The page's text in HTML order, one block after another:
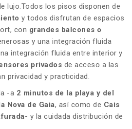
lujo.Todos los pisos disponen de
y todos disfrutan de espacios
con grandes balcones o
y una integración fluida
integración fluida entre interior y
privados de acceso a las
privacidad y practicidad.
-a 2 minutos de la playa y del
Nova de Gaia, así como de Cais
y la cuidada distribución de